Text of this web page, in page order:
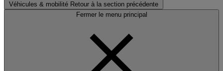
Véhicules & mobilité Retour à la section précédente
Fermer le menu principal